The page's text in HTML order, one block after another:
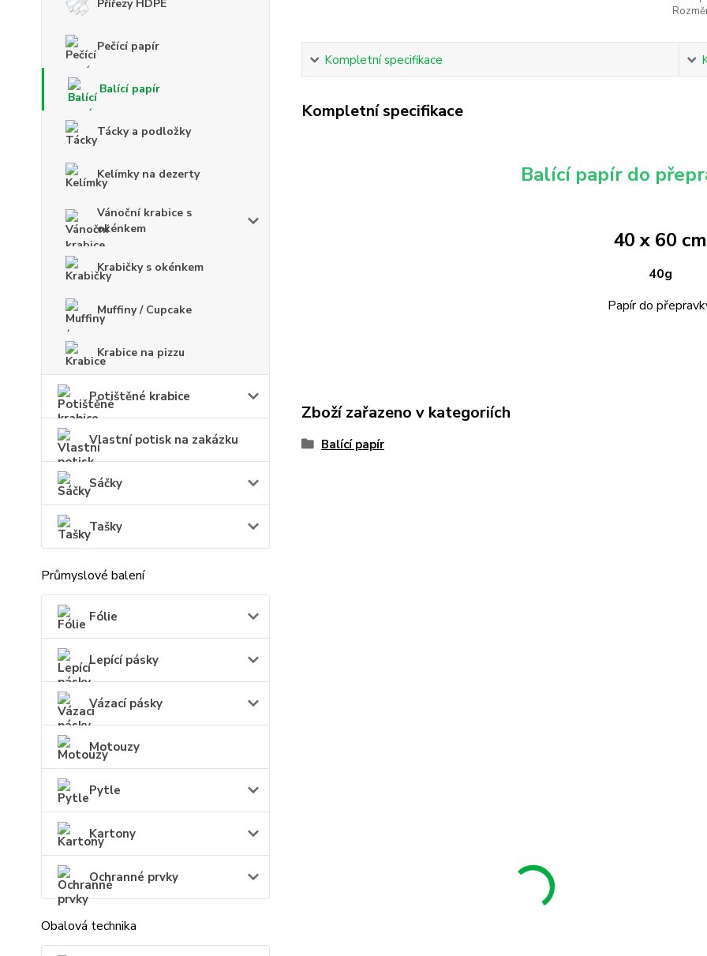
Přířezy HDPE
Pečící papír
Balící papír
Tácky a podložky
Kelímky na dezerty
Vánoční krabice s
okénkem
Krabičky s okénkem
Muffiny / Cupcake
Krabice na pizzu
Potištěné krabice
Vlastní potisk na zakázku
Sáčky
Tašky
Průmyslové balení
Fólie
Lepící pásky
Vázací pásky
Motouzy
Pytle
Kartony
Ochranné prvky
Obalová technika
Kompletní specifikace
Kompletní specifikace
Balící papír do
40 x 60 cm
40g
Papír do
Zboží zařazeno v kategoriích
Balící papír